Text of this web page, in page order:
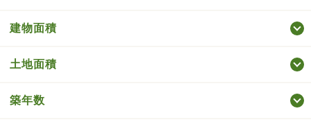
建物面積
土地面積
築年数